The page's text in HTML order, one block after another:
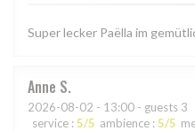
Super lecker Paëlla im
Anne S
2026-08-02 - 13:00 - guests 3
service : 5/5 ambience : 5/5